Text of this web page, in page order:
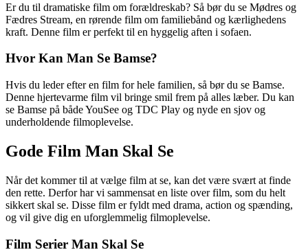
Er du til dramatiske film om forældreskab? Så bør du se Mødres og
Fædres Stream, en rørende film om familiebånd og kærlighedens
kraft. Denne film er perfekt til en hyggelig aften i sofaen.
Hvor Kan Man Se Bamse?
Hvis du leder efter en film for hele familien, så bør du se Bamse.
Denne hjertevarme film vil bringe smil frem på alles læber. Du kan
se Bamse på både YouSee og TDC Play og nyde en sjov og
underholdende filmoplevelse.
Gode Film Man Skal Se
Når det kommer til at vælge film at se, kan det være svært at finde
den rette. Derfor har vi sammensat en liste over film, som du helt
sikkert skal se. Disse film er fyldt med drama, action og spænding,
og vil give dig en uforglemmelig filmoplevelse.
Film Serier Man Skal Se